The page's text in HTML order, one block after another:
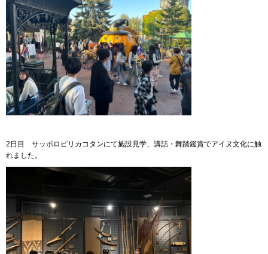
2日目 サッポロピリカコタンにて施設見学、講話・舞踏鑑賞でアイヌ文化に触
れました。